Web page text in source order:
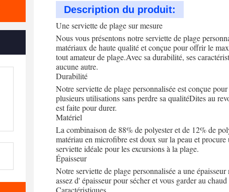
Description du produit:
Une serviette de plage sur mesure
Nous vous présentons notre serviette de plage
matériaux de haute qualité et conçue pour offrir le
tout amateur de plage.Avec sa durabilité, ses
aucune autre.
Durabilité
Notre serviette de plage personnalisée est conçue
plusieurs utilisations sans perdre sa qualitéDites au
est faite pour durer.
Matériel
La combinaison de 88% de polyester et de 12% de
matériau en microfibre est doux sur la peau et
serviette idéale pour les excursions à la plage.
Épaisseur
Notre serviette de plage personnalisée a une
assez d' épaisseur pour sécher et vous garder au
Caractéristiques